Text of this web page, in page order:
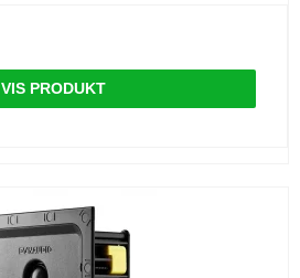
VIS PRODUKT